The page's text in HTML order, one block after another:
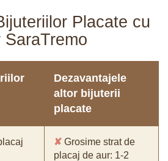
Placate cu
SaraTremo
Dezavantajele
altor bijuterii
placate
✘ Grosime strat de
placaj de aur: 1-2